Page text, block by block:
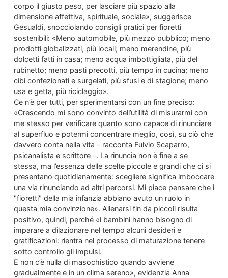
corpo il giusto peso, per lasciare più spazio alla
dimensione affettiva, spirituale, sociale», suggerisce
Gesualdi, snocciolando consigli pratici per fioretti
sostenibili: «Meno automobile, più mezzo pubblico; meno
prodotti globalizzati, più locali; meno merendine, più
dolcetti fatti in casa; meno acqua imbottigliata, più del
rubinetto; meno pasti precotti, più tempo in cucina; meno
cibi confezionati e surgelati, più sfusi e di stagione; meno
usa e getta, più riciclaggio».
Ce n’è per tutti, per sperimentarsi con un fine preciso:
«Crescendo mi sono convinto dell’utilità di misurarmi con
me stesso per verificare quanto sono capace di rinunciare
al superfluo e potermi concentrare meglio, così, su ciò che
davvero conta nella vita – racconta Fulvio Scaparro,
psicanalista e scrittore –. La rinuncia non è fine a se
stessa, ma l’essenza delle scelte piccole e grandi che ci si
presentano quotidianamente: scegliere significa imboccare
una via rinunciando ad altri percorsi. Mi piace pensare che i
"fioretti" della mia infanzia abbiano avuto un ruolo in
questa mia convinzione». Allenarsi fin da piccoli risulta
positivo, quindi, perché «i bambini hanno bisogno di
imparare a dilazionare nel tempo alcuni desideri e
gratificazioni: rientra nel processo di maturazione tenere
sotto controllo gli impulsi.
E non c’è nulla di masochistico quando avviene
gradualmente e in un clima sereno», evidenzia Anna